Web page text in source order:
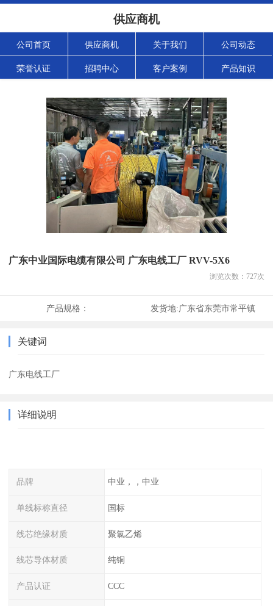
供应商机
公司首页 供应商机 关于我们 公司动态
荣誉认证 招聘中心 客户案例 产品知识
广东中业国际电缆有限公司 广东电线工厂 RVV-5X6
浏览次数： 727次
产品规格： 发货地:广东省东莞市常平镇
关键词
广东电线工厂
详细说明
品牌 中业，，中业
单线标称直径 国标
线芯绝缘材质 聚氯乙烯
线芯导体材质 纯铜
产品认证 CCC